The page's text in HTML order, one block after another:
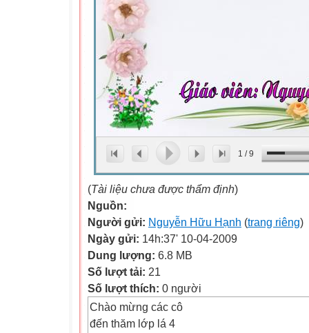
1 /9
(Tài liệu chưa được thẩm định)
Nguồn:
Người gửi: Nguyễn Hữu Hạnh (trang riêng)
Ngày gửi: 14h:37' 10-04-2009
Dung lượng: 6.8 MB
Số lượt tải: 21
Số lượt thích: 0 người
Chào mừng các cô
đến thăm lớp lá 4